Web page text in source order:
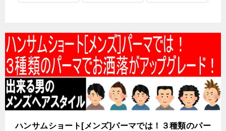
ハンサムショート[メンズ]パーマでは！３種類のパー